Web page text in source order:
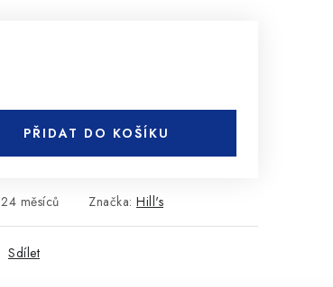
PŘIDAT DO KOŠÍKU
24 měsíců Značka: Hill's
Sdílet